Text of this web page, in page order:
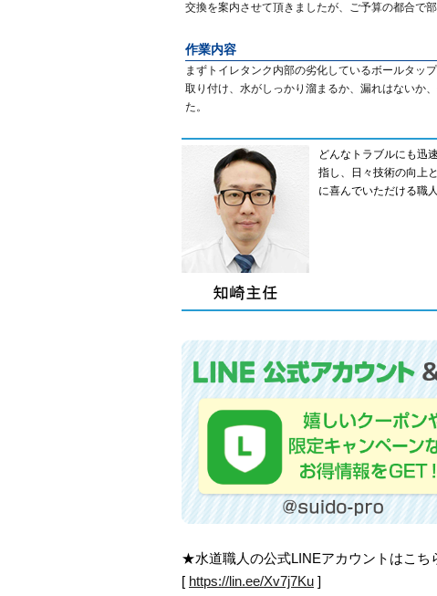
交換を案内させて頂きましたが、ご予算の都合で部
作業内容
まずトイレタンク内部の劣化しているボールタッ
取り付け、水がしっかり溜まるか、漏れはないか
た。
どんなトラブルにも迅
指し、日々技術の向上
に喜んでいただける職
★水道職人の公式LINEアカウントはこち
[ https://lin.ee/Xv7j7Ku ]